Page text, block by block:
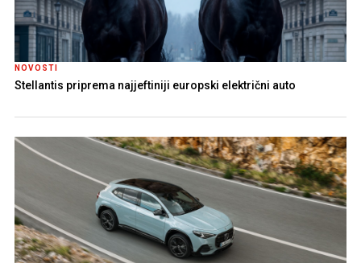
NOVOSTI
Stellantis priprema najjeftiniji europski električni auto